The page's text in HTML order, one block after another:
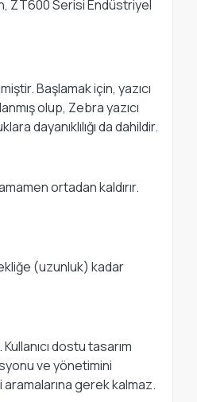
ZT600 Serisi Endüstriyel
Başlamak için, yazıcı
olup, Zebra yazıcı
dayanıklılığı da dahildir.
ortadan kaldırır.
(uzunluk) kadar
dostu tasarım
ve yönetimini
gerek kalmaz.